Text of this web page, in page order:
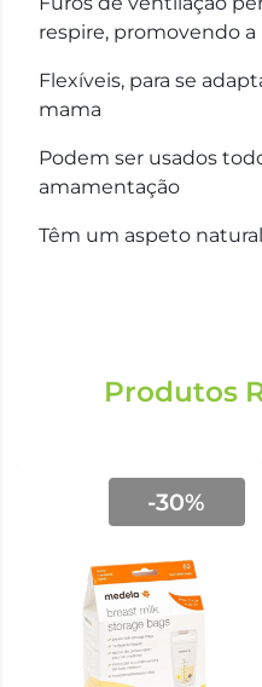
respire, promovendo a
Flexíveis, para se
mama
Podem ser usados
amamentação
Têm um aspeto
Produtos
-30%